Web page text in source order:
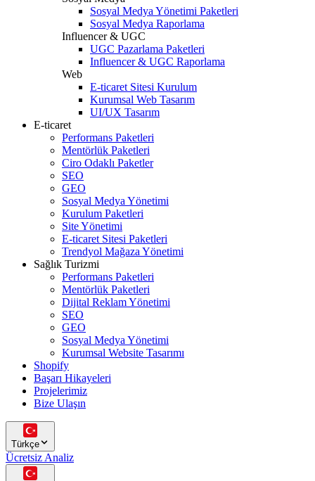
Sosyal Medya Yönetimi Paketleri
Sosyal Medya Raporlama
Influencer & UGC
UGC Pazarlama Paketleri
Influencer & UGC Raporlama
Web
E-ticaret Sitesi Kurulum
Kurumsal Web Tasarım
UI/UX Tasarım
E-ticaret
Performans Paketleri
Mentörlük Paketleri
Ciro Odaklı Paketler
SEO
GEO
Sosyal Medya Yönetimi
Kurulum Paketleri
Site Yönetimi
E-ticaret Sitesi Paketleri
Trendyol Mağaza Yönetimi
Sağlık Turizmi
Performans Paketleri
Mentörlük Paketleri
Dijital Reklam Yönetimi
SEO
GEO
Sosyal Medya Yönetimi
Kurumsal Website Tasarımı
Shopify
Başarı Hikayeleri
Projelerimiz
Bize Ulaşın
Türkçe
Ücretsiz Analiz